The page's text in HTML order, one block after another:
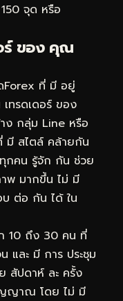
จุด หรือ
ร์ ของ คุณ
Forex ที่ มี อยู่
ทรดเดอร์ ของ
ง กลุ่ม Line หรือ
มี สไตล์ คล้ายกัน
กคน รู้จัก กัน ช่วย
พ มากขึ้น ไม่ มี
ต่อ กัน ได้ ใน
10 ถึง 30 คน ที่
และ มี การ ประชุม
สัปดาห์ ละ ครั้ง
ญาณ โดย ไม่ มี